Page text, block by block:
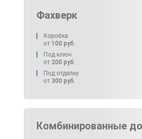
Фахверк
Коробка
от 100 руб.
Под ключ
от 200 руб.
Под отделку
от 300 руб.
Комбинированные